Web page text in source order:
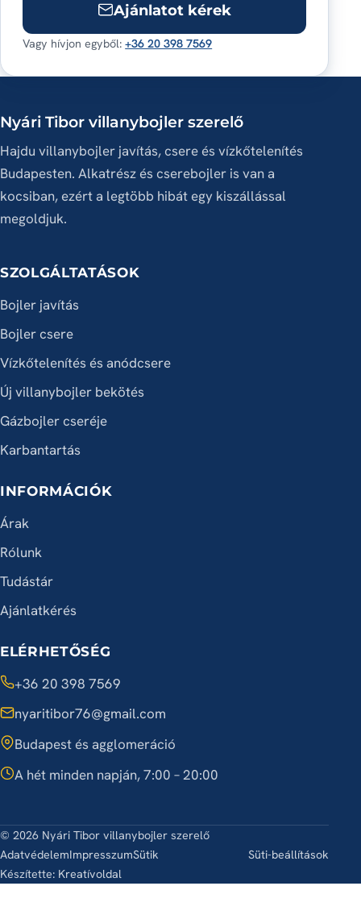
Ajánlatot kérek
Vagy hívjon egyből:+36 20 398 7569
Nyári Tibor villanybojler szerelő
Hajdu villanybojler javítás, csere és vízkőtelenítés
Budapesten. Alkatrész és cserebojler is van a
kocsiban, ezért a legtöbb hibát egy kiszállással
megoldjuk.
SZOLGÁLTATÁSOK
Bojler javítás
Bojler csere
Vízkőtelenítés és anódcsere
Új villanybojler bekötés
Gázbojler cseréje
Karbantartás
INFORMÁCIÓK
Árak
Rólunk
Tudástár
Ajánlatkérés
ELÉRHETŐSÉG
+36 20 398 7569
nyaritibor76@gmail.com
Budapest és agglomeráció
A hét minden napján, 7:00 – 20:00
© 2026 Nyári Tibor villanybojler szerelő
AdatvédelemImpresszumSütik
Süti-beállítások
Készítette: Kreatívoldal